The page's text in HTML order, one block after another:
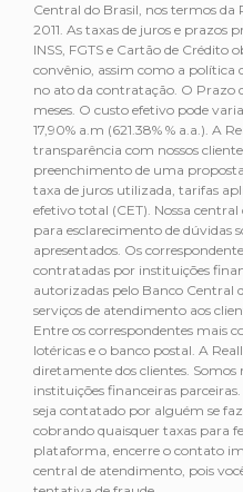
Central do Brasil, nos termos da
2011. As taxas de juros e prazos
INSS, FGTS e Cartão de Crédito
convênio, assim como a política
no ato da contratação. O Prazo
meses. O custo efetivo pode
17,90% a.m (621.38% % a.a.). A
transparência com nossos
preenchimento de uma
taxa de juros utilizada, tarifas
efetivo total (CET). Nossa
para esclarecimento de dúvidas
apresentados. Os
contratadas por instituições
autorizadas pelo Banco Central
serviços de atendimento aos
Entre os correspondentes mais
lotéricas e o banco postal. A
diretamente dos clientes. Somos
instituições financeiras
seja contatado por alguém se
cobrando quaisquer taxas para
plataforma, encerre o contato
central de atendimento, pois